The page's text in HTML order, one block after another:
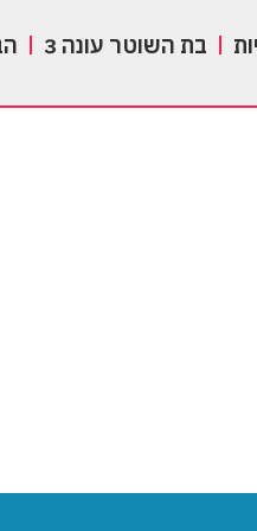
בת השוטר עונה 3